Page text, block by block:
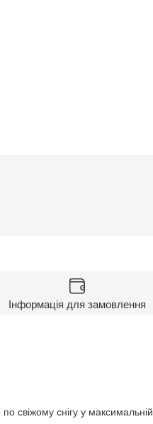
Інформація для замовлення
свіжому снігу у максимальній